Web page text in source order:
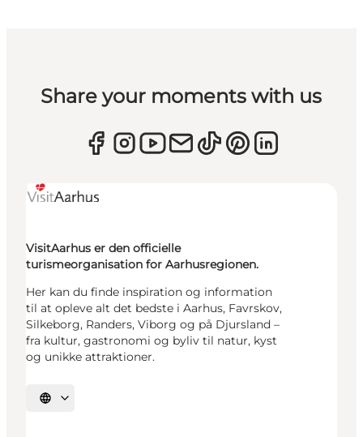
Share your moments with us
VisitAarhus er den officielle
turismeorganisation for Aarhusregionen.
Her kan du finde inspiration og information
til at opleve alt det bedste i Aarhus, Favrskov,
Silkeborg, Randers, Viborg og på Djursland –
fra kultur, gastronomi og byliv til natur, kyst
og unikke attraktioner.
Vælg sprog